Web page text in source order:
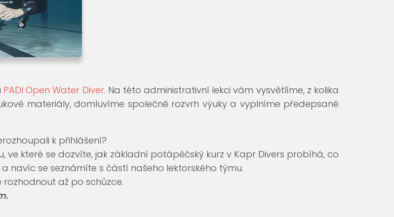
PADI Open Water Diver. Na této administrativní lekci vám vysvětlíme, z kolika
materiály, domluvíme společně rozvrh výuky a vyplníme předepsané
k přihlášení?
ve které se dozvíte, jak základní potápěčský kurz v Kapr Divers probíhá, co
navíc se seznámíte s částí našeho lektorského týmu.
rozhodnout až po schůzce.